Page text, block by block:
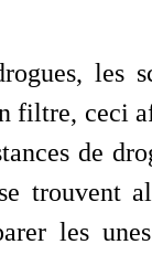
les
filtre, ceci
de
trouvent
les